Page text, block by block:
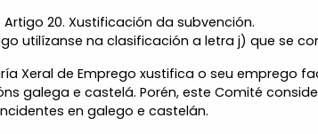
Artigo 20. Xustificación da subvención.
utilízanse na clasificación a letra j) que se
Xeral de Emprego xustifica o seu emprego
galega e castelá. Porén, este Comité
en galego e castelán.